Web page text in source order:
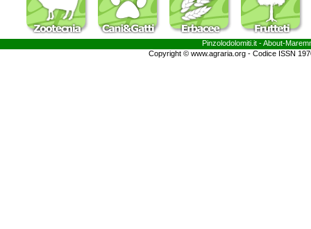
Pinzolodolomiti.it - About-
Copyright © www.agraria.org - Codice ISSN